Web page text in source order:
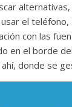
el teléfono,
con las
en el borde
donde se